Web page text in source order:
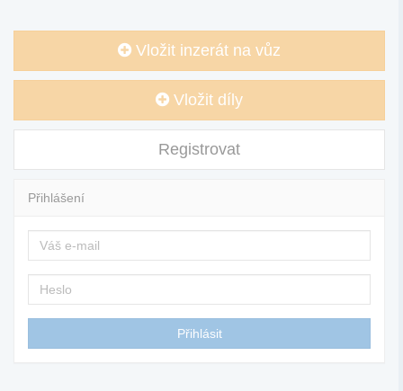
Vložit inzerát na vůz
Vložit díly
Registrovat
Přihlášení